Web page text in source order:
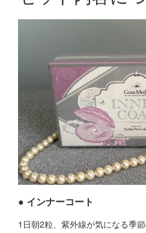
● インナーコート
1日朝2粒、紫外線が気になる季